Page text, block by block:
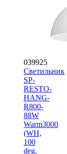
039925
Светильник
SP-
RESTO-
HANG-
R800-
88W
Warm3000
(WH,
100
deg,